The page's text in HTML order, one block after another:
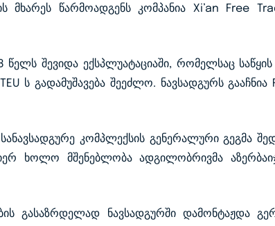
მხარეს წარმოადგენს კომპანია Xi’an Free
შევიდა ექსპლუატაციაში, რომელსაც საწყის
ს გადამუშავება შეეძლო. ნავსადგურს გააჩნია
კომპლექსის გენერალური გეგმა
ხოლო მშენებლობა ადგილობრივმა
გასაზრდელად ნავსადგურში დამონტაჟდა